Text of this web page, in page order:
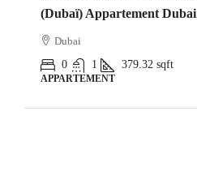
(Dubaï) Appartement Dubai
Dubai
0
1 379.32 sqft
APPARTEMENT